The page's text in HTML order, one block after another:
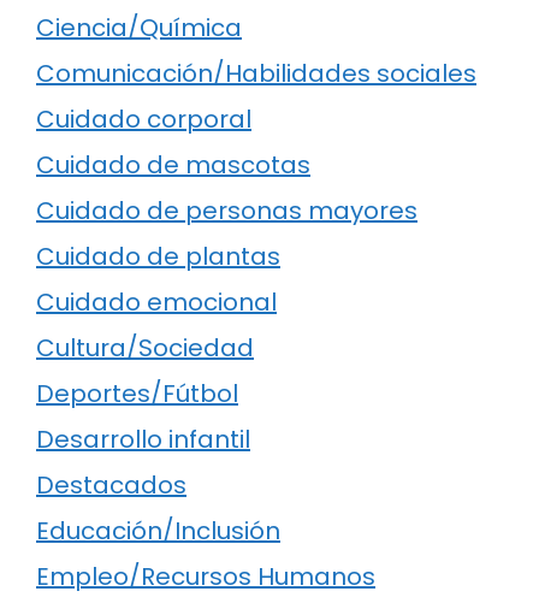
Ciencia/Química
Comunicación/Habilidades sociales
Cuidado corporal
Cuidado de mascotas
Cuidado de personas mayores
Cuidado de plantas
Cuidado emocional
Cultura/Sociedad
Deportes/Fútbol
Desarrollo infantil
Destacados
Educación/Inclusión
Empleo/Recursos Humanos